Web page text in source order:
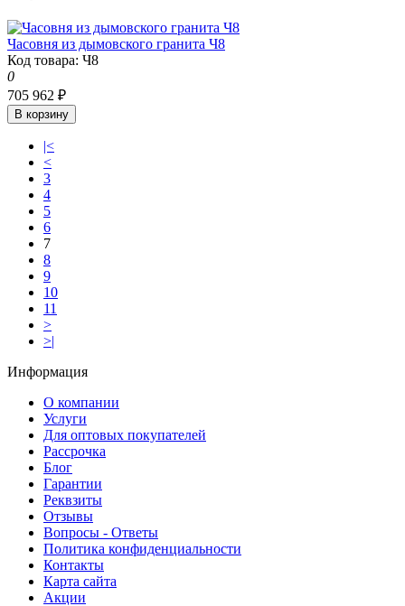
Часовня из дымовского гранита Ч8
Код товара: Ч8
0
705 962 ₽
В корзину
|<
<
3
4
5
6
7
8
9
10
11
>
>|
Информация
О компании
Услуги
Для оптовых покупателей
Рассрочка
Блог
Гарантии
Реквзиты
Отзывы
Вопросы - Ответы
Политика конфиденциальности
Контакты
Карта сайта
Акции